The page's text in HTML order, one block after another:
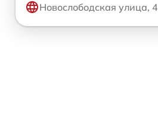
Новослободская улица, 4